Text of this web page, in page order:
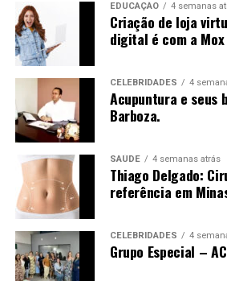
Sobre a Agrinvest Commodities
A Agrinvest Commodities é
mercado e gestão de risco para o
conectando produtores, indústrias e
financeiro por meio de análises,
em commodities agrícolas.
De-qi (Chinês: 得气; pinyin: dé qì;
refere a uma alegada sensação de
formigamento elétrico no local da
sensação não ocorre, então se
acuponto não foi localizado
não foi inserida na profundidade
manipulação inadequada. Se o de-qi
imediatamente sentido no local de
várias técnicas de manipulação
empregadas para promovê-la, como
tremer.[61]
EDUCAÇÃO 4 semanas
Criação de loja
digital é com a
CELEBRIDADES 4
Acupuntura e seus
Barboza.
SAÚDE 4 semanas atrás
Thiago Delgado:
referência em
CELEBRIDADES 4
Grupo Especial –